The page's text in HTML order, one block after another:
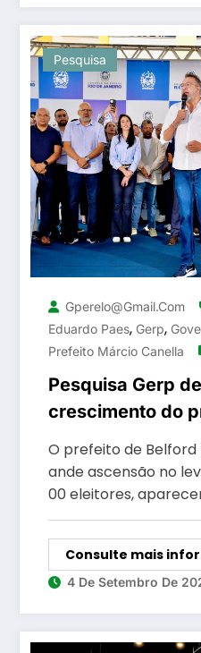
Pesquisa
Gperelo@gmail.com
Eduardo Paes, Gerp,
Prefeito Márcio Canella
Pesquisa Gerp
crescimento do
Canella na
Governo do Rio
O prefeito de
ande ascensão no
00 eleitores,
Consulte mais
4 De Setembro De